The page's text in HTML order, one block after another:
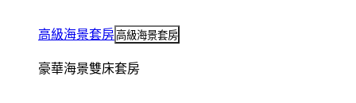
高級海景套房高級海景套房
豪華海景雙床套房